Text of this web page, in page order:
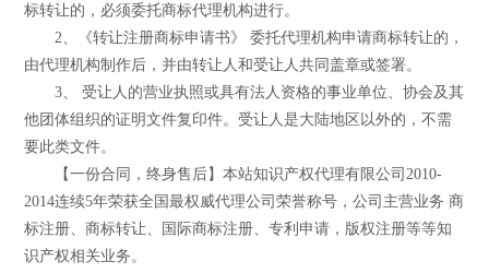
标转让的，必须委托商标代理机构进行。
2、《转让注册商标申请书》 委托代理机构申请商标转让的，
由代理机构制作后，并由转让人和受让人共同盖章或签署。
3、 受让人的营业执照或具有法人资格的事业单位、协会及其
他团体组织的证明文件复印件。受让人是大陆地区以外的，不需
要此类文件。
【一份合同，终身售后】本站知识产权代理有限公司2010-
2014连续5年荣获全国最权威代理公司荣誉称号，公司主营业务 商
标注册、商标转让、国际商标注册、专利申请，版权注册等等知
识产权相关业务。